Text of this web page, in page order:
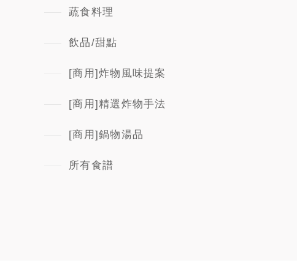
蔬食料理
飲品/甜點
[商用]炸物風味提案
[商用]精選炸物手法
[商用]鍋物湯品
所有食譜